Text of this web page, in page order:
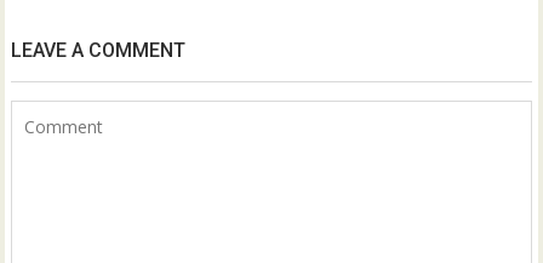
LEAVE A COMMENT